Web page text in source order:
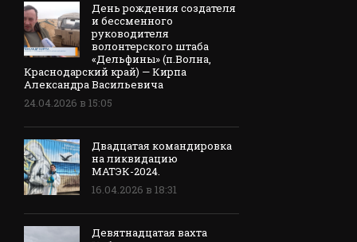
День рождения создателя
и бессменного
руководителя
волонтерского штаба
«Дельфины» (п.Волна,
Краснодарский край) — Кирпа
Александра Васильевича
24.04.2026 в 15:05
Двадцатая командировка
на ликвидацию
МАТЭК-2024.
16.04.2026 в 18:31
Девятнадцатая вахта